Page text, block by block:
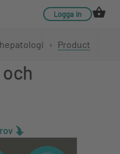
Logga in
› Product